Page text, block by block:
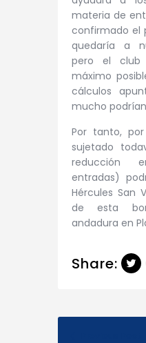
materia de
confirmado el
quedaría a
pero el club
máximo
cálculos
mucho
Por tanto,
sujetado
reducción
entradas)
Hércules San
de esta
andadura en
Share: